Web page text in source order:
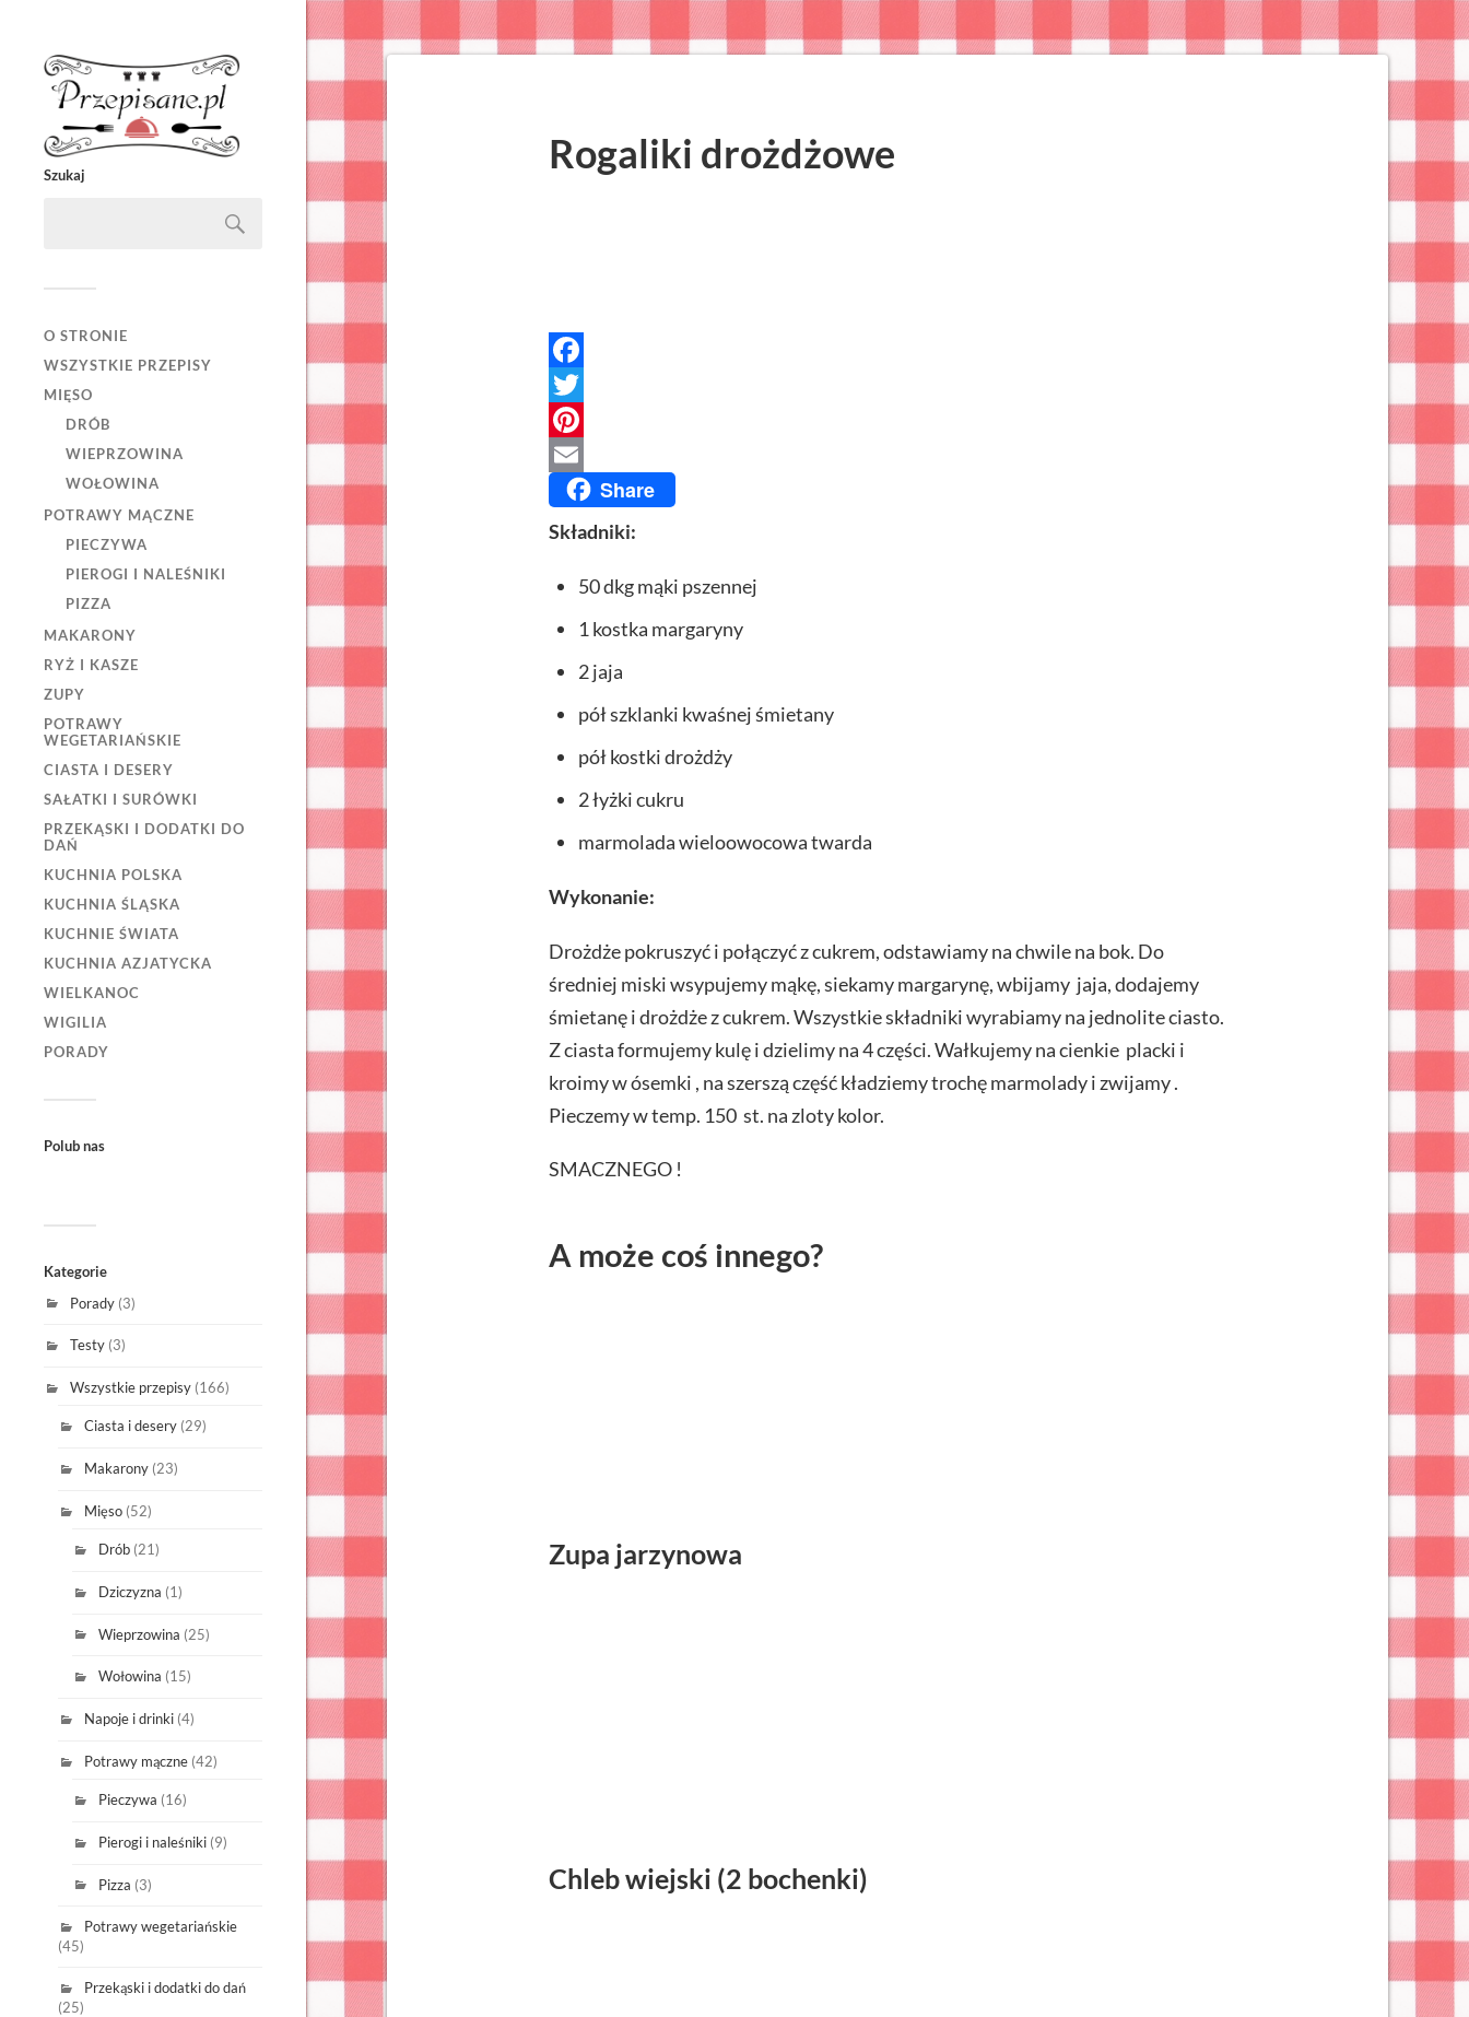
Szukaj
O STRONIE
WSZYSTKIE PRZEPISY
MIĘSO
DRÓB
WIEPRZOWINA
WOŁOWINA
POTRAWY MĄCZNE
PIECZYWA
PIEROGI I NALEŚNIKI
PIZZA
MAKARONY
RYŻ I KASZE
ZUPY
POTRAWY
WEGETARIAŃSKIE
CIASTA I DESERY
SAŁATKI I SURÓWKI
PRZEKĄSKI I DODATKI DO
DAŃ
KUCHNIA POLSKA
KUCHNIA ŚLĄSKA
KUCHNIE ŚWIATA
KUCHNIA AZJATYCKA
WIELKANOC
WIGILIA
PORADY
Polub nas
Kategorie
Porady (3)
Testy (3)
Wszystkie przepisy (166)
Ciasta i desery(29)
Makarony(23)
Mięso(52)
Drób(21)
Dziczyzna (1)
Wieprzowina (25)
Wołowina (15)
Napoje i drinki(4)
Potrawy mączne(42)
Pieczywa (16)
Pierogi i naleśniki(9)
Pizza (3)
Potrawy wegetariańskie
(45)
Przekąski i dodatki do dań
(25)
Rogaliki drożdżowe
Facebook
Twitter
Pinterest
Email Share
Składniki:
50 dkg mąki pszennej
1 kostka margaryny
2 jaja
pół szklanki kwaśnej śmietany
pół kostki drożdży
2 łyżki cukru
marmolada wieloowocowa twarda
Wykonanie:
Drożdże pokruszyć i połączyć z cukrem, odstawiamy na chwile na bok. Do
średniej miski wsypujemy mąkę, siekamy margarynę, wbijamy jaja, dodajemy
śmietanę i drożdże z cukrem. Wszystkie składniki wyrabiamy na jednolite ciasto.
Z ciasta formujemy kulę i dzielimy na 4 części. Wałkujemy na cienkie placki i
kroimy w ósemki , na szerszą część kładziemy trochę marmolady i zwijamy .
Pieczemy w temp. 150 st. na zloty kolor.
SMACZNEGO !
A może coś innego?
Zupa jarzynowa
Chleb wiejski (2 bochenki)